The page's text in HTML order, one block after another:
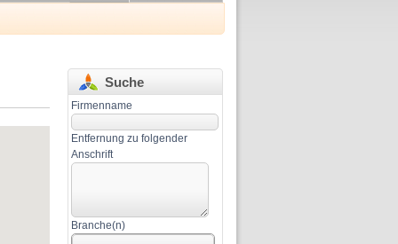
Suche
Firmenname
Entfernung zu folgender
Anschrift
Branche(n)